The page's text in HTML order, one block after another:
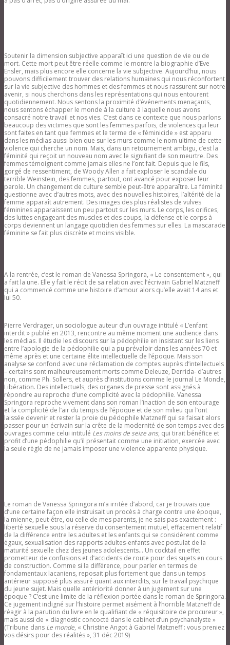
Soutenir la dimension subjective apparaît ici une question de vie ou de
mort. Cette mort peut être réelle comme le montre la biographie d’Eve
Ensler, mais plus encore elle concerne la vie subjective. Aujourd’hui, nous
pouvons difficilement trouver des relations humaines qui nous réconfortent
sur la vie subjective des hommes et des femmes et nous rassurent sur notre
avenir, si nous cherchons dans les représentations qui nous entourent
quotidiennement. Nous sentons la proximité d’événements menaçants,
nous sentons échapper le monde à la culture à laquelle nous avons
consacré notre travail et nos vies. C’est dans ce contexte que nous parlons
beaucoup des victimes que sont les femmes parfois, de violences qui leur
sont faites en tant que femmes et le terme de « féminicide » est apparu
dans les médias aussi bien que sur les murs comme le nom ultime de cette
violence qui cherche un nom. Mais, dans un retournement ambigu, c’est la
féminité qui reçoit un nouveau nom avec le signifiant de son meurtre. Des
femmes témoignent comme jamais elles ne l’ont fait. Depuis que le fils,
gorgé de ressentiment, de Woody Allen a fait exploser le scandale du
terrible Weinstein, des femmes, partout, ont avancé pour exposer leur
parole. Un changement de culture semble peut-être apparaître. La féminité
questionne avec d’autres mots, avec des nouvelles histoires, l’altérité de la
femme apparaît autrement. Des images des plus réalistes de vulves
féminines apparaissent un peu partout sur les murs. Le corps, les orifices,
des luttes engageant des muscles et des coups, la défense et le corps à
corps deviennent un langage quotidien des femmes sur elles. La mascarade
féminine se fait plus discrète et moins visible.
A la rentrée, c’est le roman de Vanessa Springora, « Le consentement », qui
a fait la une. Elle y fait le récit de sa relation avec l’écrivain Gabriel Matzneff
qui a commencé comme une histoire d’amour alors qu’elle avait 14 ans et
lui 50.
Pierre Verdrager, un sociologue auteur d’un ouvrage intitulé « L’enfant
interdit » publié en 2013, rencontre au même moment une audience dans
les médias. Il étudie les discours sur la pédophilie en insistant sur les liens
entre l’apologie de la pédophilie qui a pu prévaloir dans les années 70 et
même après et une certaine élite intellectuelle de l’époque. Mais son
analyse se confond avec une réclamation de comptes auprès d’intellectuels
– certains sont malheureusement morts comme Deleuze, Derrida- d’autres
non, comme Ph. Sollers, et auprès d’institutions comme le journal Le Monde,
Libération. Des intellectuels, des organes de presse sont assignés à
répondre au reproche d’une complicité avec la pédophilie. Vanessa
Springora reproche vivement dans son roman l’inaction de son entourage
et la complicité de l’air du temps de l’époque et de son milieu qui l’ont
laissée devenir et rester la proie du pédophile Matzneff qui se faisait alors
passer pour un écrivain sur la crête de la modernité de son temps avec des
ouvrages comme celui intitulé Les moins de seize ans, qui tirait bénéfice et
profit d’une pédophilie qu’il présentait comme une initiation, exercée avec
la seule règle de ne jamais imposer une violence apparente physique.
Le roman de Vanessa Springora m’a irritée d’abord, car je trouvais que
d’une certaine façon elle instruisait un procès à charge contre une époque,
la mienne, peut-être, ou celle de mes parents, je ne sais pas exactement :
liberté sexuelle sous la réserve du consentement mutuel, effacement relatif
de la différence entre les adultes et les enfants qui se considèrent comme
égaux, sexualisation des rapports adultes-enfants avec postulat de la
maturité sexuelle chez des jeunes adolescents… Un cocktail en effet
prometteur de confusions et d’accidents de route pour des sujets en cours
de construction. Comme si la différence, pour parler en termes de
fondamentaux lacaniens, reposait plus fortement que dans un temps
antérieur supposé plus assuré quant aux interdits, sur le travail psychique
du jeune sujet. Mais quelle antériorité donner à un jugement sur une
époque ? C’est une limite de la réflexion portée dans le roman de Springora.
Ce jugement indigné sur l’histoire permet aisément à l’horrible Matzneff de
réagir à la parution du livre en le qualifiant de « réquisitoire de procureur »,
mais aussi de « diagnostic concocté dans le cabinet d’un psychanalyste »
(Tribune dans Le monde, « Christine Angot à Gabriel Matzneff : vous preniez
vos désirs pour des réalités », 31 déc 2019)